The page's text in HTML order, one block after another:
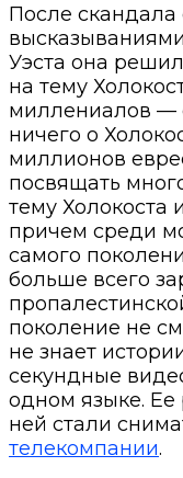
После скандала
Уэста она
на тему
миллениалов —
ничего о
миллионов
посвящать
тему Холокоста
причем среди
самого
больше всего
поколение не
не знает
секундные
одном языке. Ее
ней стали
телекомпании.